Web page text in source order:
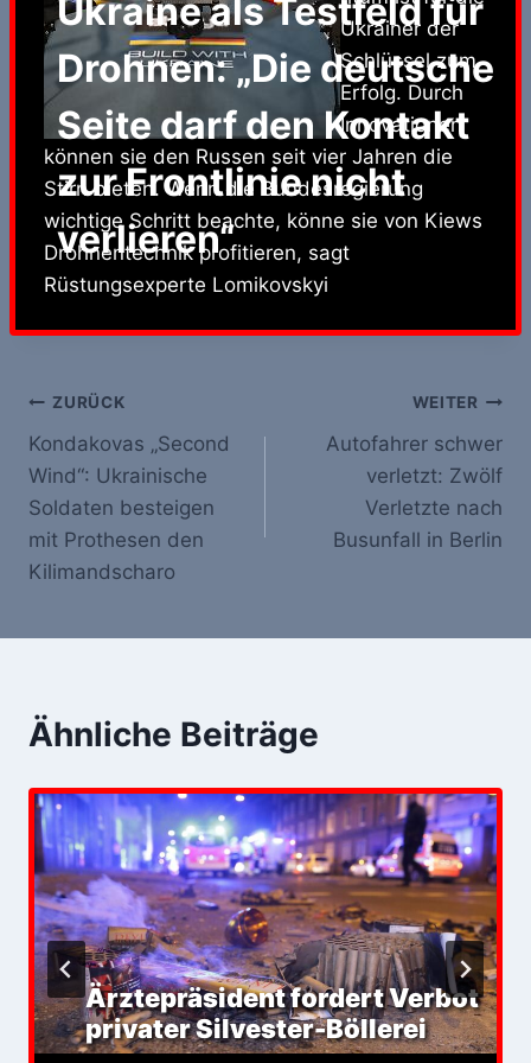
Ukraine als Testfeld für
Drohnen: „Die deutsche
Seite darf den Kontakt
zur Frontlinie nicht
verlieren“
Ukrainer der
Schlüssel zum
Erfolg. Durch
Innovationen
können sie den Russen seit vier Jahren die
Stirn bieten. Wenn die Bundesregierung
wichtige Schritt beachte, könne sie von Kiews
Drohnentechnik profitieren, sagt
Rüstungsexperte Lomikovskyi
Beitrags-
Navigation
ZURÜCK
Kondakovas „Second
Wind“: Ukrainische
Soldaten besteigen
mit Prothesen den
Kilimandscharo
WEITER
Autofahrer schwer
verletzt: Zwölf
Verletzte nach
Busunfall in Berlin
Ähnliche Beiträge
Ärztepräsident fordert Verbot
privater Silvester-Böllerei